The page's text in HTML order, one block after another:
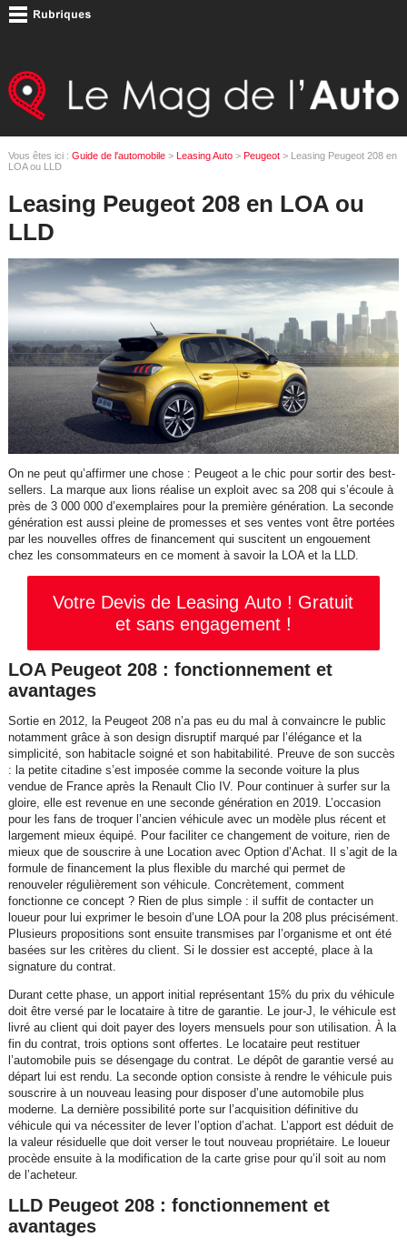
Vous êtes ici : Guide de l'automobile> Leasing Auto> Peugeot> Leasing Peugeot 208 en
LOA ou LLD
Leasing Peugeot 208 en LOA ou
LLD
On ne peut qu’affirmer une chose : Peugeot a le chic pour sortir des best-
sellers. La marque aux lions réalise un exploit avec sa 208 qui s’écoule à
près de 3 000 000 d’exemplaires pour la première génération. La seconde
génération est aussi pleine de promesses et ses ventes vont être portées
par les nouvelles offres de financement qui suscitent un engouement
chez les consommateurs en ce moment à savoir la LOA et la LLD.
Votre Devis de Leasing Auto ! Gratuit
et sans engagement !
LOA Peugeot 208 : fonctionnement et
avantages
Sortie en 2012, la Peugeot 208 n’a pas eu du mal à convaincre le public
notamment grâce à son design disruptif marqué par l’élégance et la
simplicité, son habitacle soigné et son habitabilité. Preuve de son succès
: la petite citadine s’est imposée comme la seconde voiture la plus
vendue de France après la Renault Clio IV. Pour continuer à surfer sur la
gloire, elle est revenue en une seconde génération en 2019. L’occasion
pour les fans de troquer l’ancien véhicule avec un modèle plus récent et
largement mieux équipé. Pour faciliter ce changement de voiture, rien de
mieux que de souscrire à une Location avec Option d’Achat. Il s’agit de la
formule de financement la plus flexible du marché qui permet de
renouveler régulièrement son véhicule. Concrètement, comment
fonctionne ce concept ? Rien de plus simple : il suffit de contacter un
loueur pour lui exprimer le besoin d’une LOA pour la 208 plus précisément.
Plusieurs propositions sont ensuite transmises par l’organisme et ont été
basées sur les critères du client. Si le dossier est accepté, place à la
signature du contrat.
Durant cette phase, un apport initial représentant 15% du prix du véhicule
doit être versé par le locataire à titre de garantie. Le jour-J, le véhicule est
livré au client qui doit payer des loyers mensuels pour son utilisation. À la
fin du contrat, trois options sont offertes. Le locataire peut restituer
l’automobile puis se désengage du contrat. Le dépôt de garantie versé au
départ lui est rendu. La seconde option consiste à rendre le véhicule puis
souscrire à un nouveau leasing pour disposer d’une automobile plus
moderne. La dernière possibilité porte sur l’acquisition définitive du
véhicule qui va nécessiter de lever l’option d’achat. L’apport est déduit de
la valeur résiduelle que doit verser le tout nouveau propriétaire. Le loueur
procède ensuite à la modification de la carte grise pour qu’il soit au nom
de l’acheteur.
LLD Peugeot 208 : fonctionnement et
avantages